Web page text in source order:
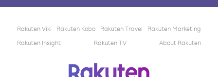
Rakuten Viki Rakuten Kobo Rakuten Travel
Rakuten Marketing
Rakuten Insight
Rakuten TV About Rakuten